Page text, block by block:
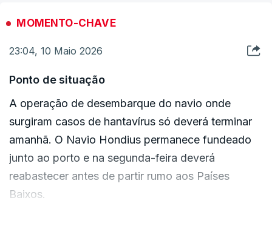
MOMENTO-CHAVE
23:04, 10 Maio 2026
Ponto de situação
A operação de desembarque do navio onde
surgiram casos de hantavírus só deverá terminar
amanhã. O Navio Hondius permanece fundeado
junto ao porto e na segunda-feira deverá
reabastecer antes de partir rumo aos Países
Baixos.